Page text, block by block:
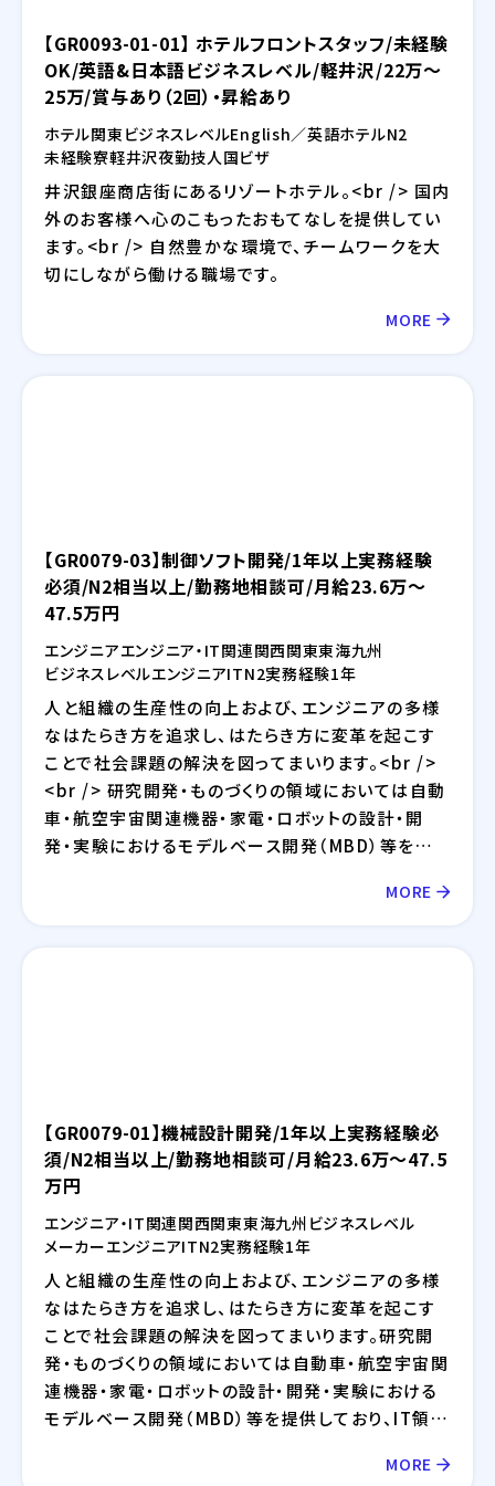
【GR0093-01-01】 ホテルフロントスタッフ/未経験
OK/英語&日本語ビジネスレベル/軽井沢/22万～
25万/賞与あり（2回）・昇給あり
ホテル関東 ビジネスレベルEnglish／英語ホテルN2
未経験寮軽井沢夜勤技人国ビザ
井沢銀座商店街にあるリゾートホテル。<br /> 国内
外のお客様へ心のこもったおもてなしを提供してい
ます。<br /> 自然豊かな環境で、チームワークを大
切にしながら働ける職場です。
MORE
【GR0079-03】制御ソフト開発/1年以上実務経験
必須/N2相当以上/勤務地相談可/月給23.6万～
47.5万円
エンジニアエンジニア・IT関連関西関東東海九州
ビジネスレベルエンジニアITN2実務経験1年
人と組織の生産性の向上および、エンジニアの多様
なはたらき方を追求し、はたらき方に変革を起こす
ことで社会課題の解決を図ってまいります。<br />
<br /> 研究開発・ものづくりの領域においては自動
車・航空宇宙関連機器・家電・ロボットの設計・開
発・実験におけるモデルベース開発（MBD）等を提
ーネット、EC分野を中心とした幅広い業界に対して
のシステム開発・インフラ設計・評価検証業務等を提
MORE
【GR0079-01】機械設計開発/1年以上実務経験必
須/N2相当以上/勤務地相談可/月給23.6万～47.5
万円
エンジニア・IT関連関西関東東海九州 ビジネスレベル
メーカーエンジニアITN2実務経験1年
人と組織の生産性の向上および、エンジニアの多様
なはたらき方を追求し、はたらき方に変革を起こす
ことで社会課題の解決を図ってまいります。研究開
発・ものづくりの領域においては自動車・航空宇宙関
連機器・家電・ロボットの設計・開発・実験における
モデルベース開発（MBD）等を提供しており、IT領域
中心とした幅広い業界に対してのシステム開発・イ
MORE